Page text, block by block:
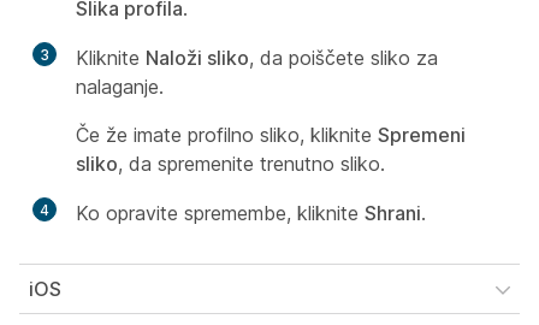
Slika profila.
3 Kliknite Naloži sliko, da poiščete sliko za
nalaganje.
Če že imate profilno sliko, kliknite Spremeni
sliko, da spremenite trenutno sliko.
4 Ko opravite spremembe, kliknite Shrani.
iOS